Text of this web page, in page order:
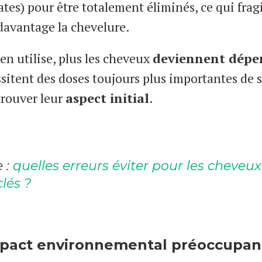
pour être totalement éliminés, ce qui
la chevelure.
utilise, plus les cheveuxdeviennent
des doses toujours plus importantes de
leuraspect initial.
: quelles erreurs éviter pour les cheveux
?
environnemental